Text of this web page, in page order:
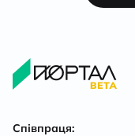
Співпраця: